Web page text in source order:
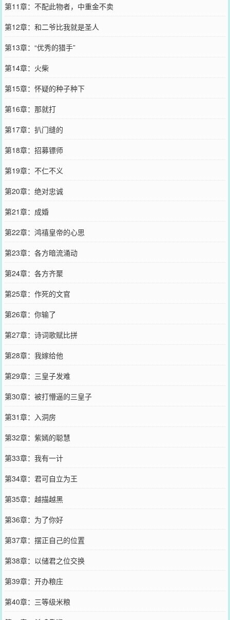
第11章：不配此物者，中重金不卖
第12章：和二爷比我就是圣人
第13章：“优秀的猎手”
第14章：火柴
第15章：怀疑的种子种下
第16章：那就打
第17章：扒门缝的
第18章：招募镖师
第19章：不仁不义
第20章：绝对忠诚
第21章：成婚
第22章：鸿禧皇帝的心思
第23章：各方暗流涌动
第24章：各方齐聚
第25章：作死的文官
第26章：你输了
第27章：诗词歌赋比拼
第28章：我嫁给他
第29章：三皇子发难
第30章：被打懵逼的三皇子
第31章：入洞房
第32章：紫嫣的聪慧
第33章：我有一计
第34章：君可自立为王
第35章：越描越黑
第36章：为了你好
第37章：摆正自己的位置
第38章：以储君之位交换
第39章：开办粮庄
第40章：三等级米粮